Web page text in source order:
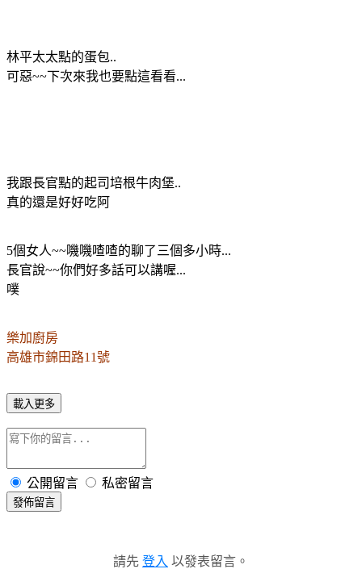
林平太太點的蛋包..
可惡~~下次來我也要點這看看...
我跟長官點的起司培根牛肉堡..
真的還是好好吃阿
5個女人~~嘰嘰喳喳的聊了三個多小時...
長官說~~你們好多話可以講喔...
噗
樂加廚房
高雄市錦田路11號
載入更多
公開留言 私密留言
發佈留言
請先 登入 以發表留言。